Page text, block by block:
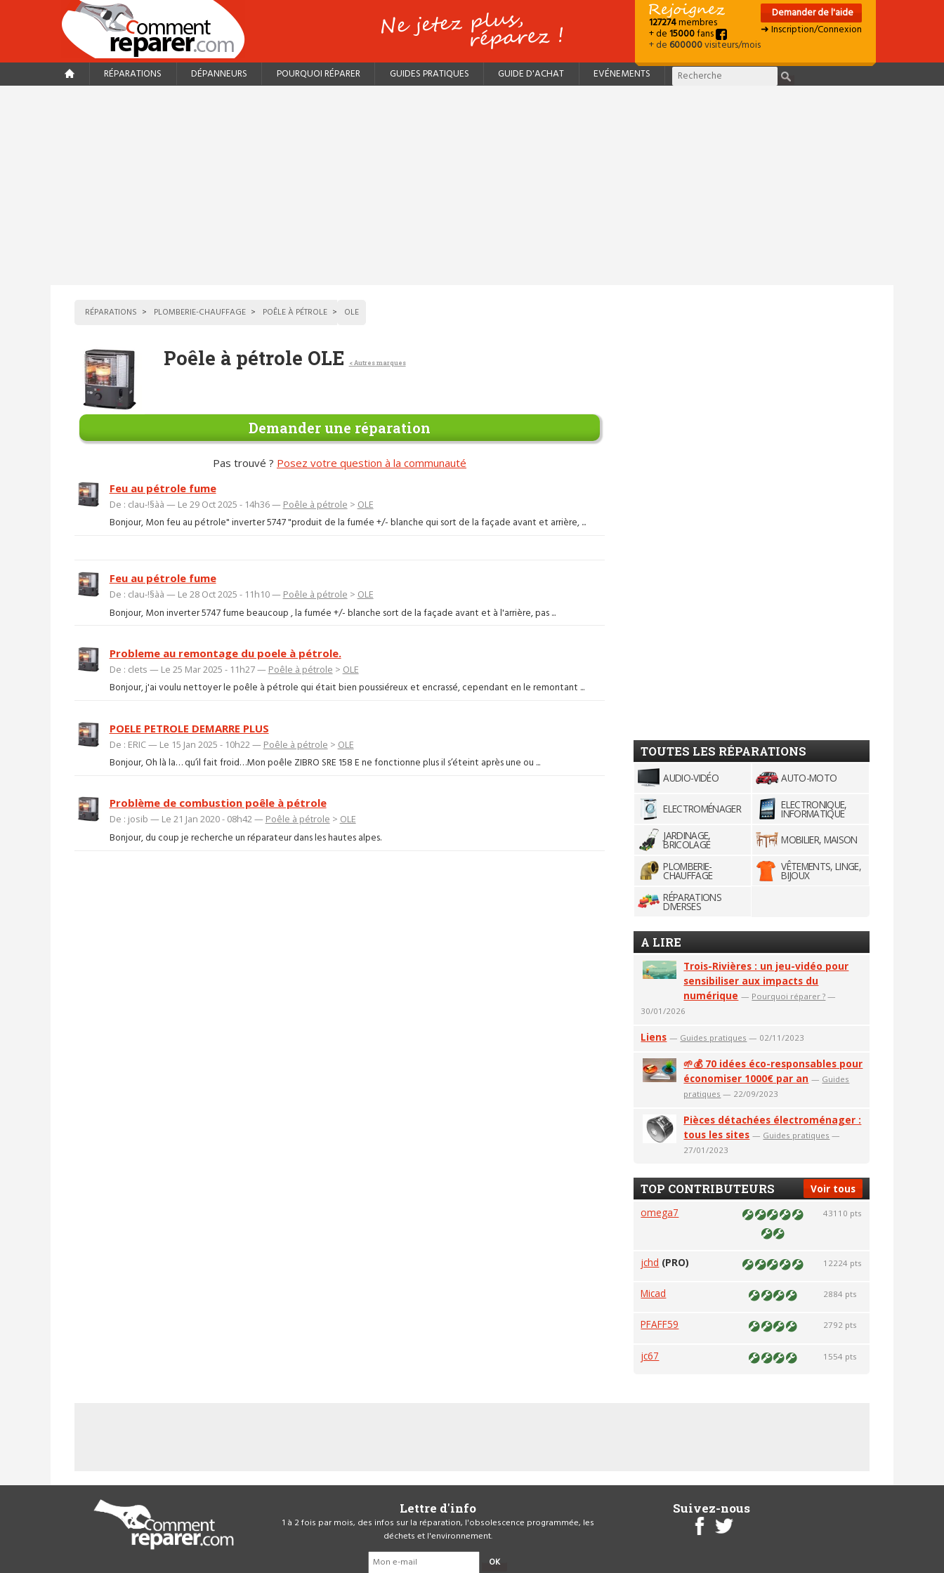
127274membres
+ de15000fans
+ de600000visiteurs/mois
Demander de l'aide
➜ Inscription/Connexion
RÉPARATIONS DÉPANNEURS POURQUOI RÉPARER GUIDES PRATIQUES GUIDE D'ACHAT EVÉNEMENTS
RÉPARATIONS PLOMBERIE-CHAUFFAGE POÊLE À PÉTROLE OLE
Poêle à pétrole OLE < Autres marques
Demander une réparation
Pas trouvé ? Posez votre question à la communauté
Feu au pétrole fume
De : clau-!§àà — Le 29 Oct 2025 - 14h36 — Poêle à pétrole > OLE
Bonjour, Mon feu au pétrole" inverter 5747 "produit de la fumée +/- blanche qui sort de la façade avant et arrière, ...
Feu au pétrole fume
De : clau-!§àà — Le 28 Oct 2025 - 11h10 — Poêle à pétrole > OLE
Bonjour, Mon inverter 5747 fume beaucoup , la fumée +/- blanche sort de la façade avant et à l'arrière, pas ...
Probleme au remontage du poele à pétrole.
De : clets — Le 25 Mar 2025 - 11h27 — Poêle à pétrole > OLE
Bonjour, j'ai voulu nettoyer le poêle à pétrole qui était bien poussiéreux et encrassé, cependant en le remontant ...
POELE PETROLE DEMARRE PLUS
De : ERIC — Le 15 Jan 2025 - 10h22 — Poêle à pétrole > OLE
Bonjour, Oh là la… qu’il fait froid…Mon poêle ZIBRO SRE 158 E ne fonctionne plus il s’éteint après une ou ...
Problème de combustion poêle à pétrole
De : josib — Le 21 Jan 2020 - 08h42 — Poêle à pétrole > OLE
Bonjour, du coup je recherche un réparateur dans les hautes alpes.
TOUTES LES RÉPARATIONS
AUDIO-VIDÉO AUTO-MOTO
ELECTROMÉNAGER ELECTRONIQUE,
INFORMATIQUE
JARDINAGE,
BRICOLAGE
MOBILIER, MAISON
PLOMBERIE-
CHAUFFAGE
VÊTEMENTS, LINGE,
BIJOUX
RÉPARATIONS
DIVERSES
A LIRE
Trois-Rivières : un jeu-vidéo pour
sensibiliser aux impacts du
numérique — Pourquoi réparer ? —
30/01/2026
Liens — Guides pratiques — 02/11/2023
🌱💰 70 idées éco-responsables pour
économiser 1000€ par an — Guides
pratiques — 22/09/2023
Pièces détachées électroménager :
tous les sites — Guides pratiques —
27/01/2023
Voir tous
TOP CONTRIBUTEURS
omega7 43110 pts
jchd (PRO) 12224 pts
Micad 2884 pts
PFAFF59 2792 pts
jc67 1554 pts
Lettre d'info
1 à 2 fois par mois, des infos sur la réparation, l'obsolescence programmée, les
déchets et l'environnement.
OK
Suivez-nous